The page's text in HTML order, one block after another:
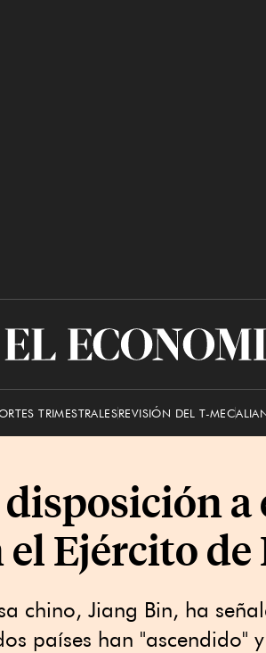
El
TRIMESTRALESREVISIÓN DEL T-MEC
Ejército de
chino, Jiang Bin, ha
países han "ascendido"